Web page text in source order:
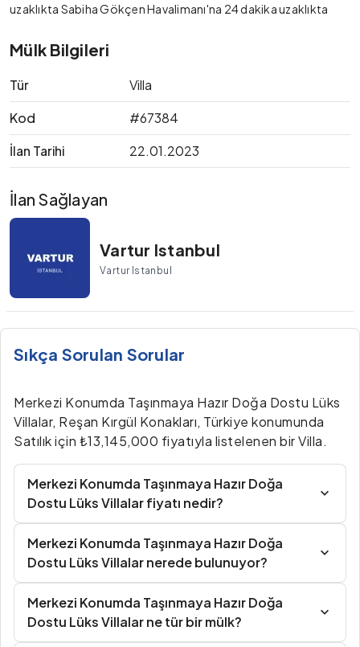
uzaklıkta Sabiha Gökçen Havalimanı'na 24 dakika uzaklıkta
Mülk Bilgileri
Tür
Villa
Kod
#67384
İlan Tarihi
22.01.2023
İlan Sağlayan
Vartur Istanbul
Vartur Istanbul
Sıkça Sorulan Sorular
Merkezi Konumda Taşınmaya Hazır Doğa Dostu Lüks
Villalar, Reşan Kırgül Konakları, Türkiye konumunda
Satılık için ₺13,145,000 fiyatıyla listelenen bir Villa.
Merkezi Konumda Taşınmaya Hazır Doğa
Dostu Lüks Villalar fiyatı nedir?
Merkezi Konumda Taşınmaya Hazır Doğa
Dostu Lüks Villalar nerede bulunuyor?
Merkezi Konumda Taşınmaya Hazır Doğa
Dostu Lüks Villalar ne tür bir mülk?